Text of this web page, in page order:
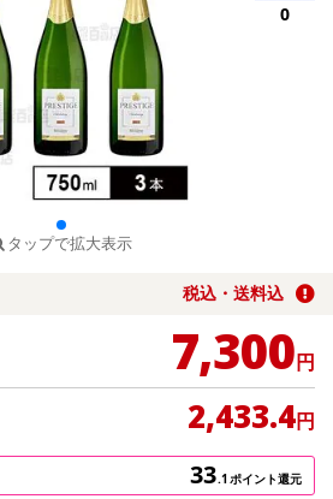
タップで拡大表示
0
税込・送料込
7,300円
2,433.4円
33.1ポイント還元